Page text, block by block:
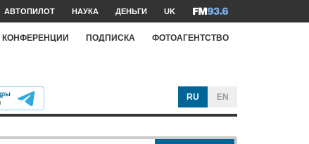
АВТОПИЛОТ НАУКА ДЕНЬГИ UK
КОНФЕРЕНЦИИ ПОДПИСКА ФОТОАГЕНТСТВО
RU EN